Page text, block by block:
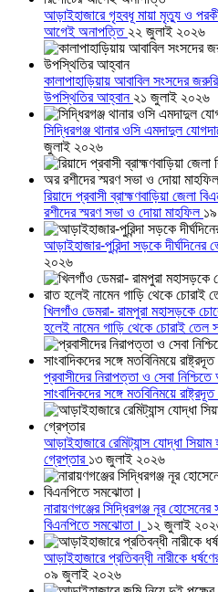
আড়াইহাজারে গৃহবধূ মায়া মৃত্যু ও
আগেই অনাপত্তি ২২ জুলাই ২০২৬
কালাপাহাড়িয়ায় আবাবিল সংসদের
উপস্থিতির আহ্বান ২১ জুলাই ২০২৬
সিদ্ধিরগঞ্জ থানার ওসি এমদাদুল
জুলাই ২০২৬
রিয়াদে প্রবাসী ব্রাহ্মণবাড়িয়া
রশীদের স্মরণ সভা ও দোয়া মাহফিল
আড়াইহাজার-পুরিন্দা সড়কে
২০২৬
খিলগাঁও ডেমরা- রামপুরা মহাসড়কে
হলেই নামেন গাড়ি থেকে চোরাই তেল
প্রবাসীদের নিরাপত্তা ও সেবা
সাংবাদিকদের সঙ্গে মতবিনিময়ে রাষ্ট্রদূত
আড়াইহাজারে রেমিট্যান্স যোদ্ধা
গ্রেপ্তার ১৩ জুলাই ২০২৬
নারায়ণগঞ্জের সিদ্ধিরগঞ্জ নূর
বিএনপিতে সমঝোতা। ১২ জুলাই
আড়াইহাজারে প্রতিবন্ধী নারীকে
০৯ জুলাই ২০২৬